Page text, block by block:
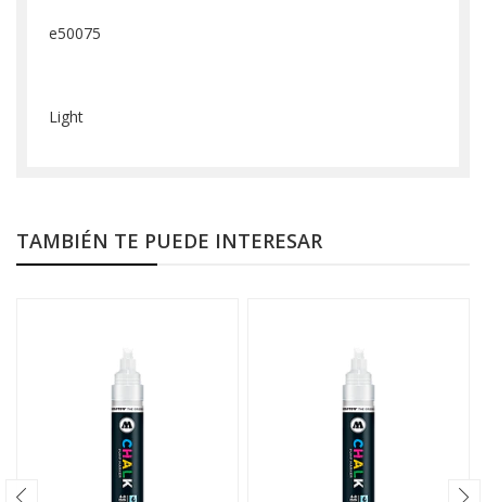
e50075
Light
TAMBIÉN TE PUEDE INTERESAR